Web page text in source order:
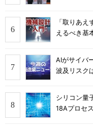
「取りあ
えるべき基
AIがサイバ
波及リスク
シリコン量
18Aプロセ